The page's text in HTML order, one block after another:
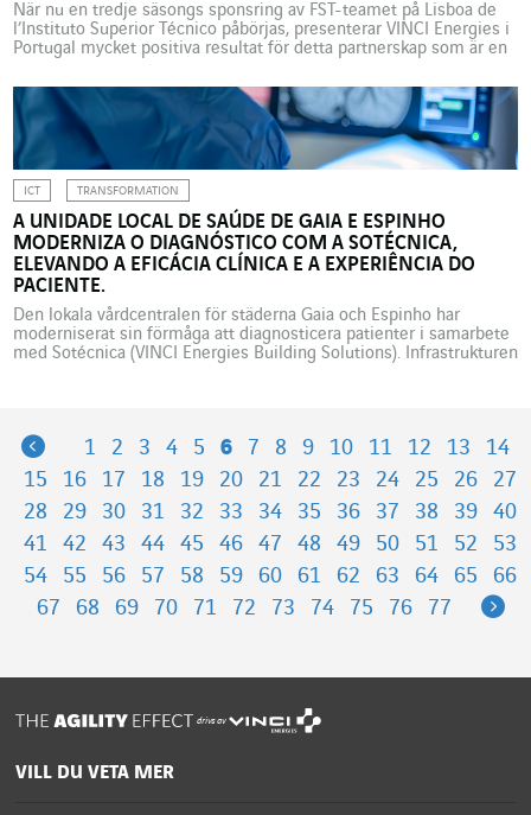
När nu en tredje säsongs sponsring av FST-teamet på Lisboa de
l’Instituto Superior Técnico påbörjas, presenterar VINCI Energies i
Portugal mycket positiva resultat för detta partnerskap som är en
för framtida ingenjörer inom bilindustrin. Startskottet har gått för
ett tredje års sponsring av FST-teamet på […]
ICT TRANSFORMATION
A UNIDADE LOCAL DE SAÚDE DE GAIA E ESPINHO
MODERNIZA O DIAGNÓSTICO COM A SOTÉCNICA,
ELEVANDO A EFICÁCIA CLÍNICA E A EXPERIÊNCIA DO
PACIENTE.
Den lokala vårdcentralen för städerna Gaia och Espinho har
moderniserat sin förmåga att diagnosticera patienter i samarbete
med Sotécnica (VINCI Energies Building Solutions). Infrastrukturen
Previous
1 2 3 4 5 6 7 8 9 10 11 12 13
14
15
16 17 18 19 20 21 22 23 24 25 26
27
28
29 30 31 32 33 34 35 36 37 38 39
40
41
42 43 44 45 46 47 48 49 50 51 52
53
54
55 56 57 58 59 60 61 62 63 64 65
66
67
68 69 70 71 72 73 74 75 76 77
drivs av
VILL DU VETA MER